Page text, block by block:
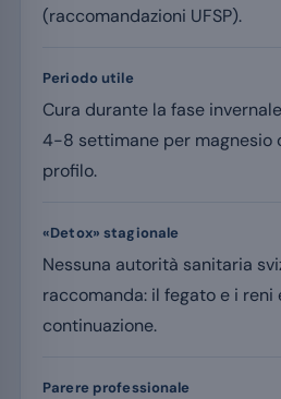
(raccomandazioni UFSP).
Periodo utile
Cura durante la fase
4-8 settimane per magnesio
profilo.
«Detox» stagionale
Nessuna autorità sanitaria
raccomanda: il fegato e i reni
continuazione.
Parere professionale